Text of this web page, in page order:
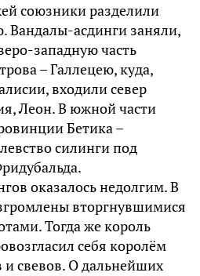
союзники разделили
Вандалы-асдинги заняли,
западную часть
– Галлецею, куда,
входили север
Леон. В южной части
Бетика –
силинги под
оказалось недолгим. В
вторгнувшимися
Тогда же король
себя королём
и свевов. О дальнейших